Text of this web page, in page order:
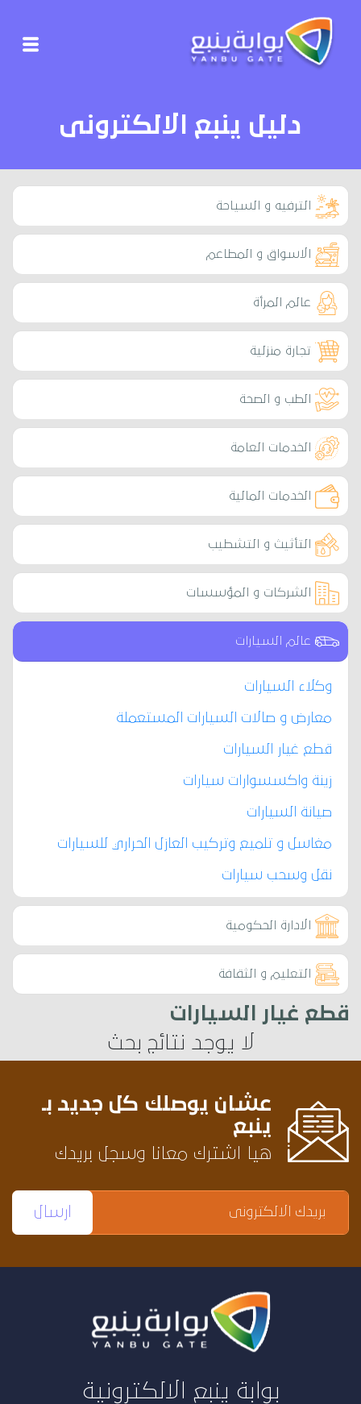
دليل ينبع الالكترونى
الترفيه و السياحة
الاسواق و المطاعم
عالم المرأة
تجارة منزلية
الطب و الصحة
الخدمات العامة
الخدمات المالية
التأثيث و التشطيب
الشركات و المؤسسات
عالم السيارات
وكلاء السيارات
معارض و صالات السيارات المستعملة
قطع غيار السيارات
زينة واكسسوارات سيارات
صيانة السيارات
مغاسل و تلميع وتركيب العازل الحراري للسيارات
نقل وسحب سيارات
الادارة الحكومية
التعليم و الثقافة
قطع غيار السيارات
لا يوجد نتائج بحث
عشان يوصلك كل جديد بـ
ينبع
هيا اشترك معانا وسجل بريدك
بوابة ينبع الالكترونية